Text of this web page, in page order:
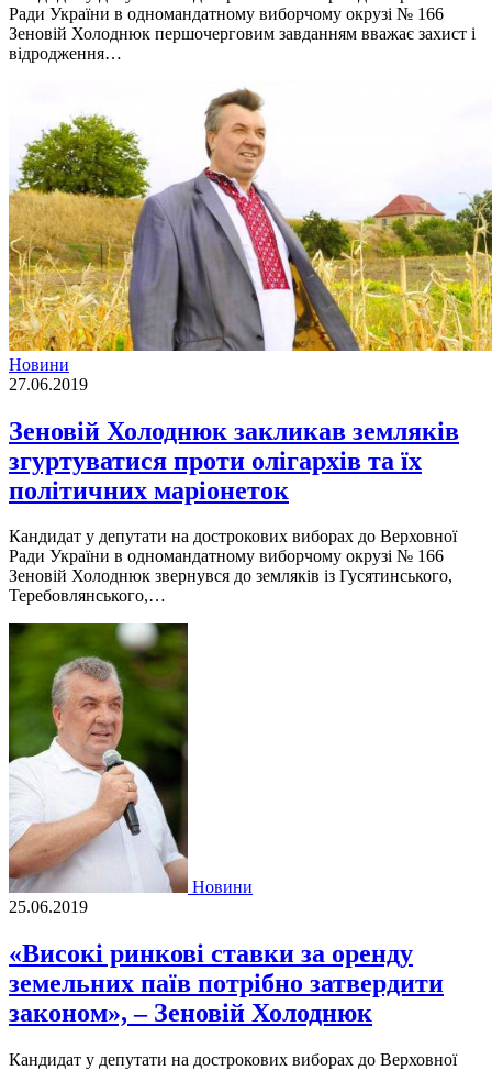
Ради України в одномандатному виборчому окрузі № 166
Зеновій Холоднюк першочерговим завданням вважає захист і
відродження…
Новини
27.06.2019
Зеновій Холоднюк закликав земляків
згуртуватися проти олігархів та їх
політичних маріонеток
Кандидат у депутати на дострокових виборах до Верховної
Ради України в одномандатному виборчому окрузі № 166
Зеновій Холоднюк звернувся до земляків із Гусятинського,
Теребовлянського,…
Новини
25.06.2019
«Високі ринкові ставки за оренду
земельних паїв потрібно затвердити
законом», – Зеновій Холоднюк
Кандидат у депутати на дострокових виборах до Верховної